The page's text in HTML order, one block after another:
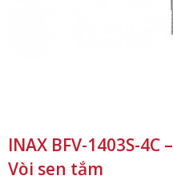
INAX BFV-1403S-4C –
Vòi sen tắm